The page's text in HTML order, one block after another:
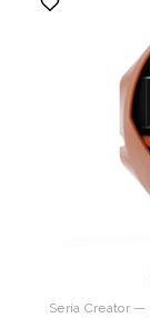
Seria Creator